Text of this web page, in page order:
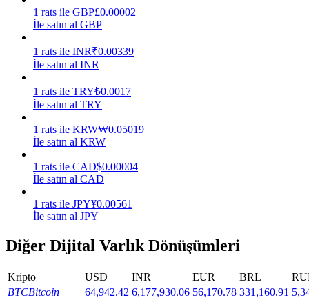
Power Piggy
Günlük rekabetçi ödüller kazanın
Yüksek getiri ve anında erişim
1 rats ile GBP£0.00002
İle satın al GBP
1 rats ile INR₹0.00339
İle satın al INR
1 rats ile TRY₺0.0017
İle satın al TRY
1 rats ile KRW₩0.05019
İle satın al KRW
1 rats ile CAD$0.00004
İle satın al CAD
1 rats ile JPY¥0.00561
İle satın al JPY
Diğer Dijital Varlık Dönüşümleri
Kripto USD INR EUR BRL
BTCBitcoin 64,942.42 6,177,930.06 56,170.78 331,160.91